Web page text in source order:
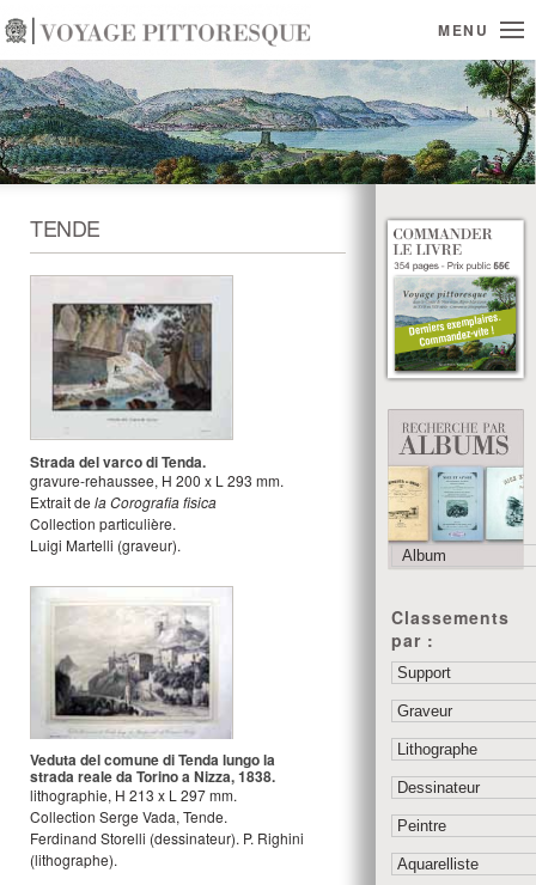
MENU
TENDE
Strada del varco di Tenda.
gravure-rehaussee, H 200 x L 293 mm.
Extrait de la Corografia fisica
Collection particulière.
Luigi Martelli (graveur).
Veduta del comune di Tenda lungo la
strada reale da Torino a Nizza, 1838.
lithographie, H 213 x L 297mm.
Collection Serge Vada, Tende.
Ferdinand Storelli (dessinateur). P. Righini
(lithographe).
Classements
par :